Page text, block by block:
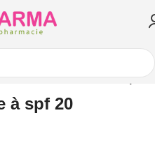
/Protection inférieure à spf 20
à spf 20